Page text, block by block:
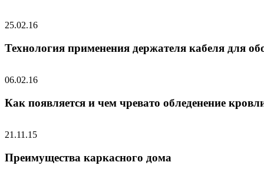
25.02.16
Технология применения держателя кабеля для
06.02.16
Как появляется и чем чревато обледенение
21.11.15
Преимущества каркасного дома